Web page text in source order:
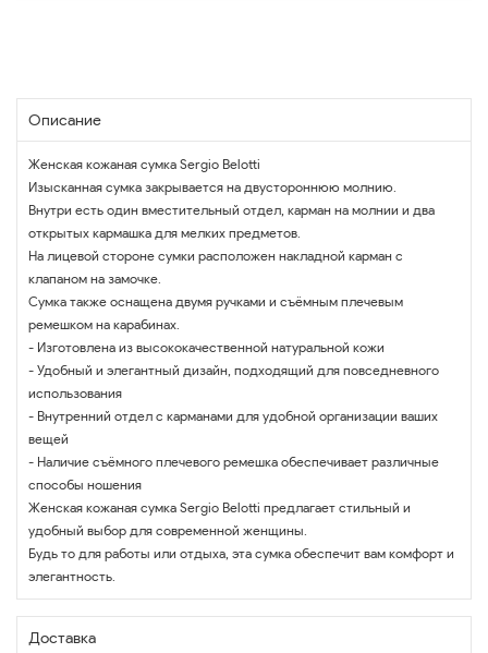
Описание
Женская кожаная сумка Sergio Belotti
Изысканная сумка закрывается на двустороннюю молнию.
Внутри есть один вместительный отдел, карман на молнии и два
открытых кармашка для мелких предметов.
На лицевой стороне сумки расположен накладной карман с
клапаном на замочке.
Сумка также оснащена двумя ручками и съёмным плечевым
ремешком на карабинах.
- Изготовлена из высококачественной натуральной кожи
- Удобный и элегантный дизайн, подходящий для повседневного
использования
- Внутренний отдел с карманами для удобной организации ваших
вещей
- Наличие съёмного плечевого ремешка обеспечивает различные
способы ношения
Женская кожаная сумка Sergio Belotti предлагает стильный и
удобный выбор для современной женщины.
Будь то для работы или отдыха, эта сумка обеспечит вам комфорт и
элегантность.
Доставка